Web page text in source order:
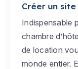
Créer un
Indispensable
chambre
de location
monde entier.